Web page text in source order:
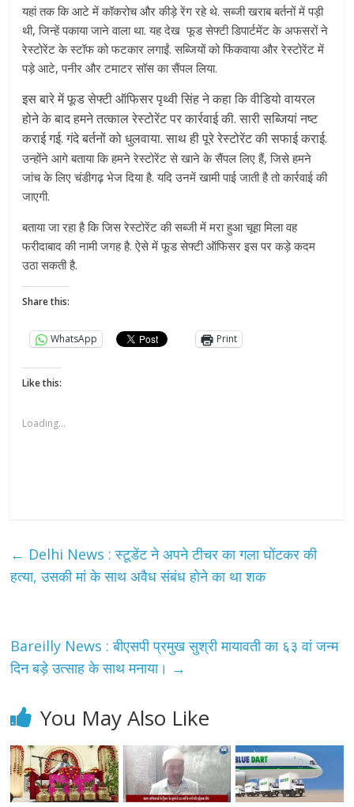
यहां तक कि आटे में कॉकरोच और कीड़े रेंग रहे थे. सब्जी खराब बर्तनों में पड़ी
थी, जिन्हें पकाया जाने वाला था. यह देख फूड सेफ्टी डिपार्टमेंट के अफसरों ने
रेस्टोरेंट के स्टॉफ को फटकार लगाईं. सब्जियों को फिंकवाया और रेस्टोरेंट में
पड़े आटे, पनीर और टमाटर सॉस का सैंपल लिया.
इस बारे में फूड सेफ्टी ऑफिसर पृथ्वी सिंह ने कहा कि वीडियो वायरल
होने के बाद हमने तत्काल रेस्टोरेंट पर कार्रवाई की. सारी सब्जियां नष्ट
कराई गई. गंदे बर्तनों को धुलवाया. साथ ही पूरे रेस्टोरेंट की सफाई कराई.
उन्होंने आगे बताया कि हमने रेस्टोरेंट से खाने के सैंपल लिए हैं, जिसे हमने
जांच के लिए चंडीगढ़ भेज दिया है. यदि उनमें खामी पाई जाती है तो कार्रवाई की
जाएगी.
बताया जा रहा है कि जिस रेस्टोरेंट की सब्जी में मरा हुआ चूहा मिला वह
फरीदाबाद की नामी जगह है. ऐसे में फूड सेफ्टी ऑफिसर इस पर कड़े कदम
उठा सकती है.
Share this:
WhatsApp Print
Like this:
Loading...
← Delhi News : स्टूडेंट ने अपने टीचर का गला घोंटकर की
हत्या, उसकी मां के साथ अवैध संबंध होने का था शक
Bareilly News : बीएसपी प्रमुख सुश्री मायावती का ६३ वां जन्म
दिन बड़े उत्साह के साथ मनाया। →
You May Also Like